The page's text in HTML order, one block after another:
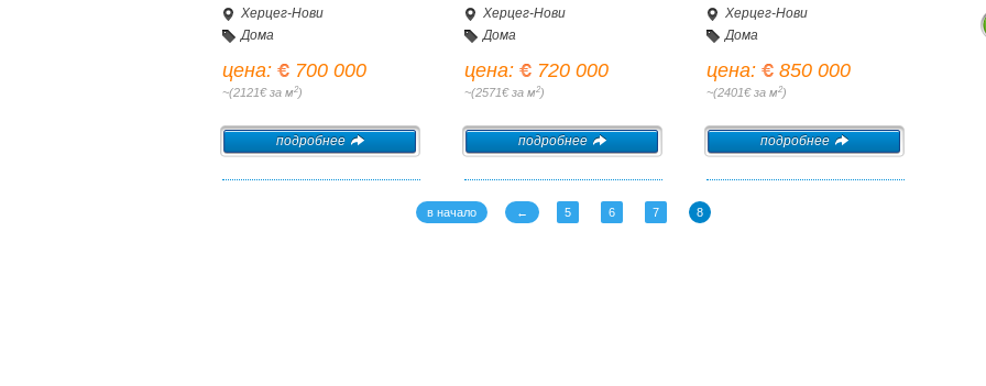
Херцег-Нови
Дома
цена: 700 000
~(2121€ за м2)
подробнее
Херцег-Нови
Дома
цена: 720 000
~(2571€ за м2)
подробнее
Херцег-Нови
Дома
цена: 850 000
~(2401€ за м2)
подробнее
в начало ← 5 6 7 8